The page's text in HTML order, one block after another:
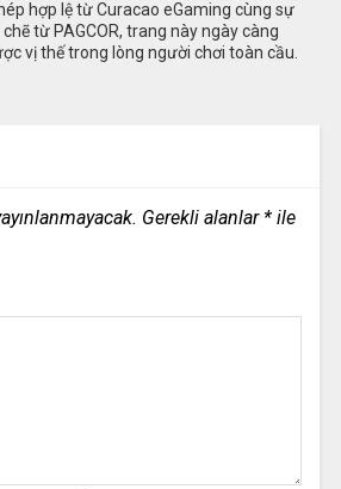
hợp lệ từ Curacao eGaming cùng sự
từ PAGCOR, trang này ngày càng
vị thế trong lòng người chơi toàn cầu.
Gerekli alanlar *ile